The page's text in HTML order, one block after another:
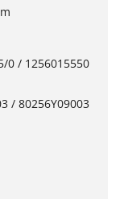
0 / 1256015550
/ 80256Y09003